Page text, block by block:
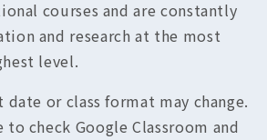
courses and are constantly
and research at the most
level.
or class format may change.
to check Google Classroom and